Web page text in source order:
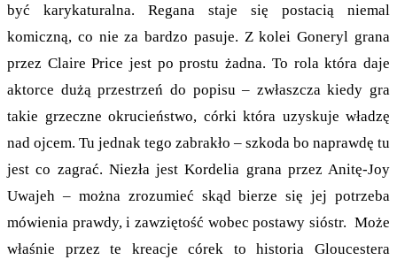
być karykaturalna. Regana staje się postacią niemal
komiczną, co nie za bardzo pasuje. Z kolei Goneryl grana
przez Claire Price jest po prostu żadna. To rola która daje
aktorce dużą przestrzeń do popisu – zwłaszcza kiedy gra
takie grzeczne okrucieństwo, córki która uzyskuje władzę
nad ojcem. Tu jednak tego zabrakło – szkoda bo naprawdę tu
jest co zagrać. Niezła jest Kordelia grana przez Anitę-Joy
Uwajeh – można zrozumieć skąd bierze się jej potrzeba
mówienia prawdy, i zawziętość wobec postawy sióstr. Może
właśnie przez te kreacje córek to historia Gloucestera